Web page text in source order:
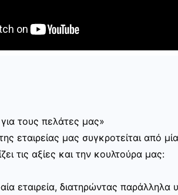
τους πελάτες μας»
εταιρείας μας συγκροτείται από
τις αξίες και την κουλτούρα μας:
εταιρεία, διατηρώντας παράλληλα